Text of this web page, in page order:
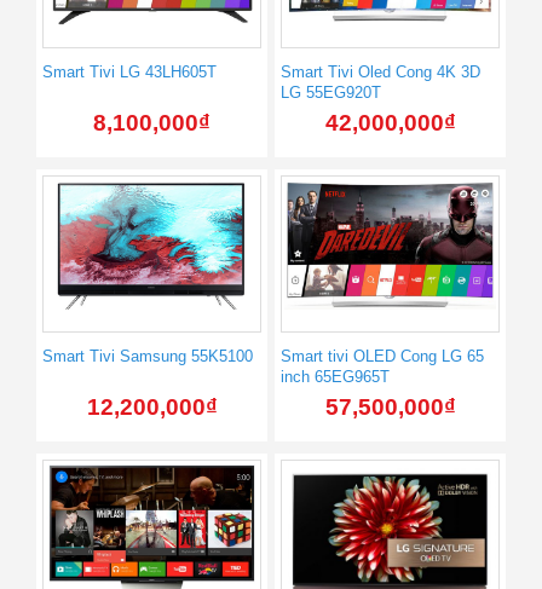
Smart Tivi LG 43LH605T
8,100,000₫
Smart Tivi Oled Cong 4K 3D
LG 55EG920T
42,000,000₫
Smart Tivi Samsung 55K5100
12,200,000₫
Smart tivi OLED Cong LG 65
inch 65EG965T
57,500,000₫